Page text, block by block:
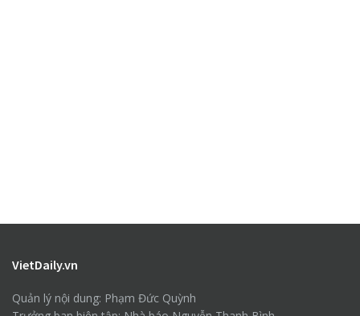
VietDaily.vn
Quản lý nội dung: Phạm Đức Quỳnh